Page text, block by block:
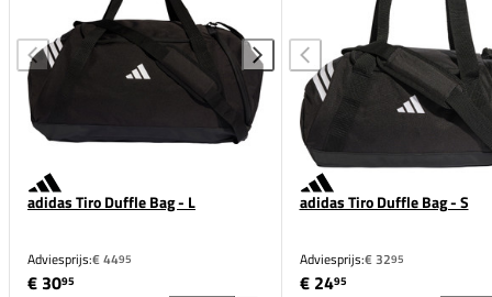
adidas Tiro Duffle Bag - L
Adviesprijs:€ 4495
€ 3095
adidas Tiro Duffle Bag - S
Adviesprijs:€ 3295
€ 2495